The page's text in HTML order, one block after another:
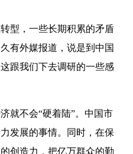
型，一些长期积累的矛盾
有外媒报道，说是到中国
跟我们下去调研的一些感
就不会“硬着陆”。中国市
发展的事情。同时，在保
创造力，把亿万群众的勤